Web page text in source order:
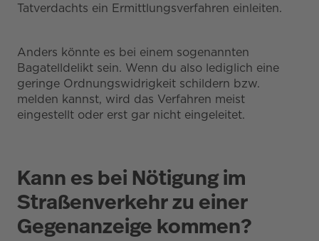
Tatverdachts ein Ermittlungsverfahren einleiten.
Anders könnte es bei einem sogenannten
Bagatelldelikt sein. Wenn du also lediglich eine
geringe Ordnungswidrigkeit schildern bzw.
melden kannst, wird das Verfahren meist
eingestellt oder erst gar nicht eingeleitet.
Kann es bei Nötigung im
Straßenverkehr zu einer
Gegenanzeige kommen?